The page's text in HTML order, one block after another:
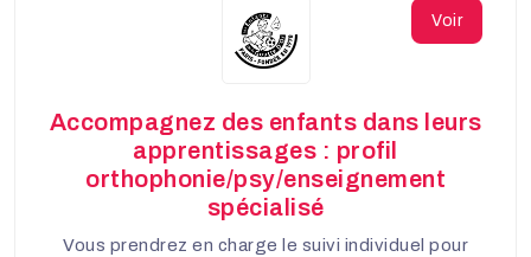
Voir
Accompagnez des enfants dans leurs
apprentissages : profil
orthophonie/psy/enseignement
spécialisé
Vous prendrez en charge le suivi individuel pour